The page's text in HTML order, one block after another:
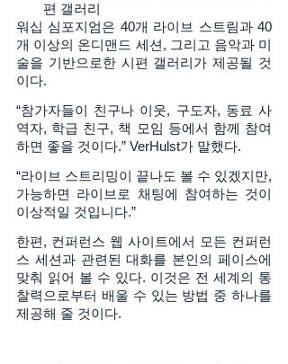
편 갤러리
워십 심포지엄은 40개 라이브 스트림과 40
개 이상의 온디맨드 세션, 그리고 음악과 미
술을 기반으로한 시편 갤러리가 제공될 것
이다.
“참가자들이 친구나 이웃, 구도자, 동료 사
역자, 학급 친구, 책 모임 등에서 함께 참여
하면 좋을 것이다.” VerHulst가 말했다.
“라이브 스트리밍이 끝나도 볼 수 있겠지만,
가능하면 라이브로 채팅에 참여하는 것이
이상적일 것입니다.”
한편, 컨퍼런스 웹 사이트에서 모든 컨퍼런
스 세션과 관련된 대화를 본인의 페이스에
맞춰 읽어 볼 수 있다. 이것은 전 세계의 통
찰력으로부터 배울 수 있는 방법 중 하나를
제공해 줄 것이다.